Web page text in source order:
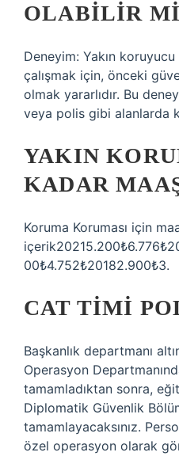
OLABILIR
Deneyim: Yakın
çalışmak için, önceki
olmak yararlıdır. Bu
veya polis gibi alanlarda
YAKIN
KADAR
Koruma Koruması için
00₺4.752₺20182.900₺3.
CAT TIMI
Başkanlık departmanı
Operasyon
tamamladıktan sonra,
Diplomatik Güvenlik
tamamlayacaksınız.
özel operasyon olarak